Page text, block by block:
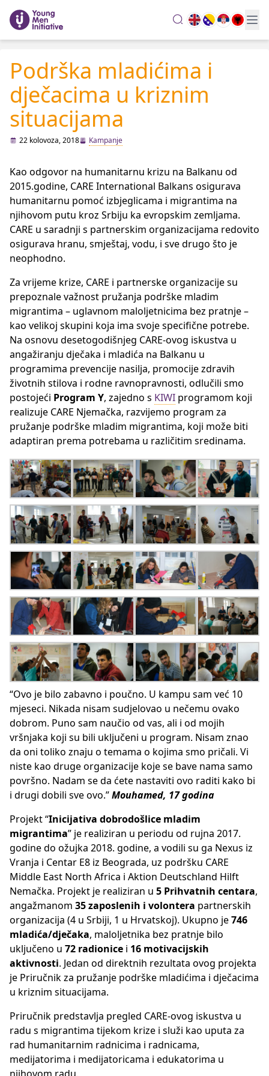
search
Podrška mladićima i
dječacima u kriznim
situacijama
22 kolovoza, 2018 Kampanje
Kao odgovor na humanitarnu krizu na Balkanu od
2015.godine, CARE International Balkans osigurava
humanitarnu pomoć izbjeglicama i migrantima na
njihovom putu kroz Srbiju ka evropskim zemljama.
CARE u saradnji s partnerskim organizacijama redovito
osigurava hranu, smještaj, vodu, i sve drugo što je
neophodno.
Za vrijeme krize, CARE i partnerske organizacije su
prepoznale važnost pružanja podrške mladim
migrantima – uglavnom maloljetnicima bez pratnje –
kao velikoj skupini koja ima svoje specifične potrebe.
Na osnovu desetogodišnjeg CARE-ovog iskustva u
angažiranju dječaka i mladića na Balkanu u
programima prevencije nasilja, promocije zdravih
životnih stilova i rodne ravnopravnosti, odlučili smo
postojeći Program Y, zajedno s KIWI programom koji
realizuje CARE Njemačka, razvijemo program za
pružanje podrške mladim migrantima, koji može biti
adaptiran prema potrebama u različitim sredinama.
“Ovo je bilo zabavno i poučno. U kampu sam već 10
mjeseci. Nikada nisam sudjelovao u nečemu ovako
dobrom. Puno sam naučio od vas, ali i od mojih
vršnjaka koji su bili uključeni u program. Nisam znao
da oni toliko znaju o temama o kojima smo pričali. Vi
niste kao druge organizacije koje se bave nama samo
površno. Nadam se da ćete nastaviti ovo raditi kako bi
i drugi dobili sve ovo.”Mouhamed, 17 godina
Projekt “Inicijativa dobrodošlice mladim
migrantima” je realiziran u periodu od rujna 2017.
godine do ožujka 2018. godine, a vodili su ga Nexus iz
Vranja i Centar E8 iz Beograda, uz podršku CARE
Middle East North Africa i Aktion Deutschland Hilft
Nemačka. Projekt je realiziran u 5 Prihvatnih centara,
angažmanom 35 zaposlenih i volontera partnerskih
organizacija (4 u Srbiji, 1 u Hrvatskoj). Ukupno je746
mladića/dječaka, maloljetnika bez pratnje bilo
uključeno u 72 radionice i 16 motivacijskih
aktivnosti. Jedan od direktnih rezultata ovog projekta
je Priručnik za pružanje podrške mladićima i dječacima
u kriznim situacijama.
Priručnik predstavlja pregled CARE-ovog iskustva u
radu s migrantima tijekom krize i služi kao uputa za
rad humanitarnim radnicima i radnicama,
medijatorima i medijatoricama i edukatorima u
njihovom radu.